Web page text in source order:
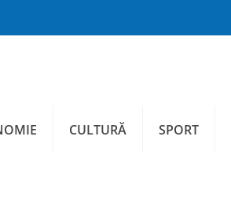
CULTURĂ SPORT